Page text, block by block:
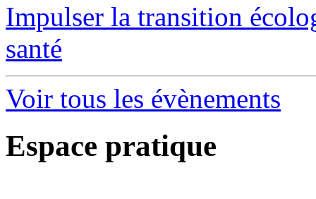
Impulser la transition
santé
Voir tous les évènements
Espace pratique